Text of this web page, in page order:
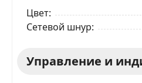
Цвет
Сетевой шнур
Управление и